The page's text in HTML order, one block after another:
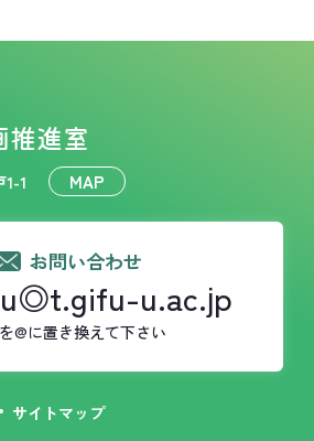
推進室
1-1 MAP
お問い合わせ
u.ac.jp
@に置き換えて下さい
サイトマップ